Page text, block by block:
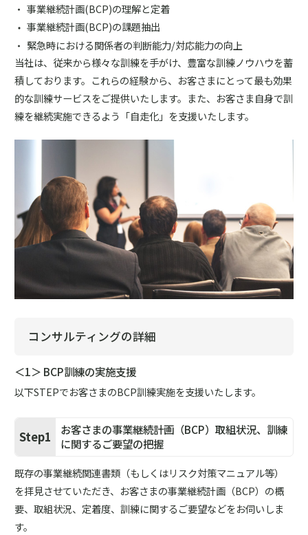
事業継続計画(BCP)の理解と定着
事業継続計画(BCP)の課題抽出
緊急時における関係者の判断能力/対応能力の向上
当社は、従来から様々な訓練を手がけ、豊富な訓練ノウハウを蓄
積しております。これらの経験から、お客さまにとって最も効果
的な訓練サービスをご提供いたします。また、お客さま自身で訓
練を継続実施できるよう「自走化」を支援いたします。
コンサルティングの詳細
＜1＞ BCP訓練の実施支援
以下STEPでお客さまのBCP訓練実施を支援いたします。
Step1
お客さまの事業継続計画（BCP）取組状況、訓練
に関するご要望の把握
既存の事業継続関連書類（もしくはリスク対策マニュアル等）
を拝見させていただき、お客さまの事業継続計画（BCP）の概
要、取組状況、定着度、訓練に関するご要望などをお伺いしま
す。